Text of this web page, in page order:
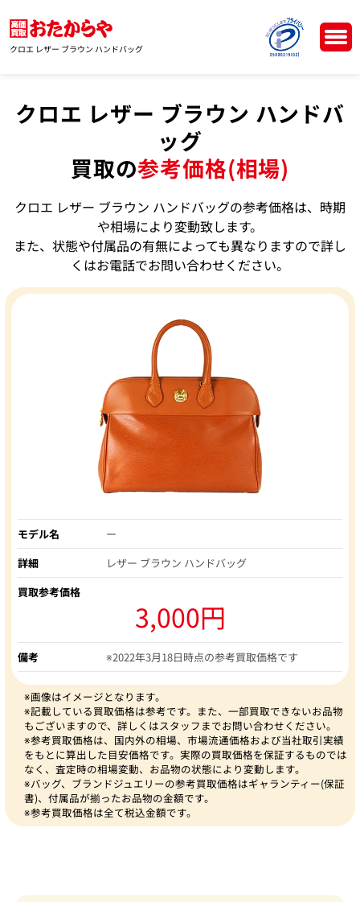
クロエ レザー ブラウン ハンドバッグ
クロエ レザー ブラウン ハンドバ
ッグ
買取の参考価格(相場)
クロエ レザー ブラウン ハンドバッグの参考価格は、時期
や相場により変動致します。
また、状態や付属品の有無によっても異なりますので詳し
くはお電話でお問い合わせください。
モデル名
ー
詳細
レザー ブラウン ハンドバッグ
買取参考価格
3,000円
備考 ※2022年3月18日時点の参考買取価格です
※画像はイメージとなります。
※記載している買取価格は参考です。また、一部買取できないお品物
もございますので、詳しくはスタッフまでお問い合わせください。
※参考買取価格は、国内外の相場、市場流通価格および当社取引実績
をもとに算出した目安価格です。実際の買取価格を保証するものでは
なく、査定時の相場変動、お品物の状態により変動します。
※バッグ、ブランドジュエリーの参考買取価格はギャランティー(保証
書)、付属品が揃ったお品物の金額です。
※参考買取価格は全て税込金額です。